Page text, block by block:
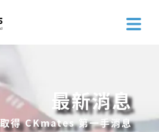
最新消息
得 CKmates 第一手消息